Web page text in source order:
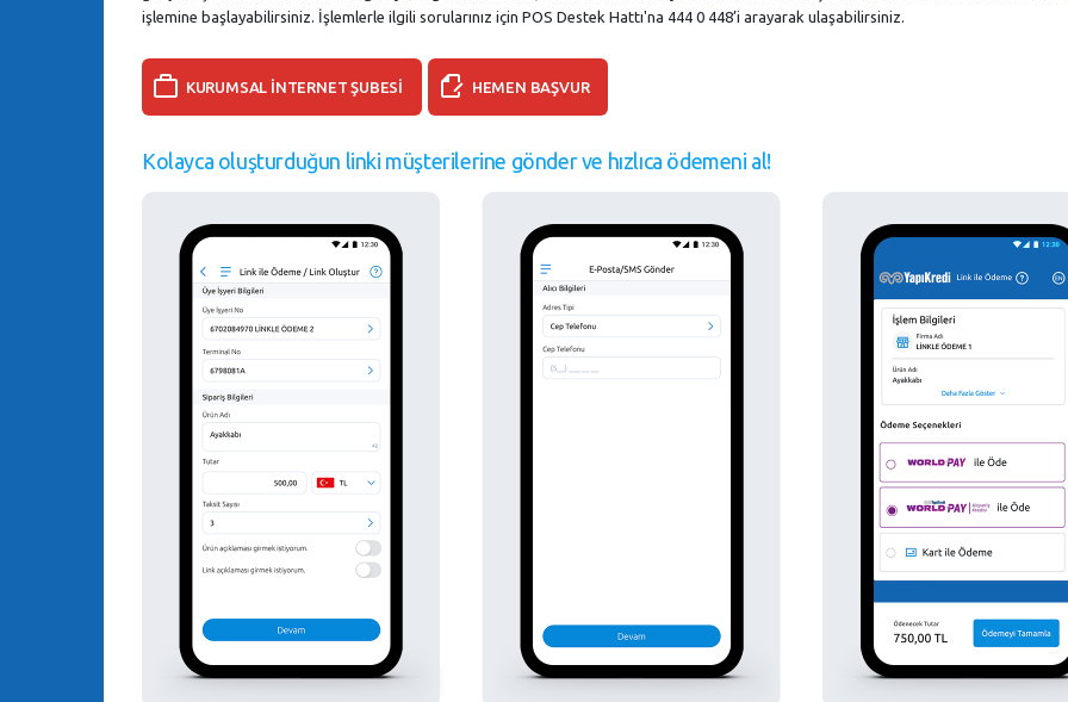
işlemine başlayabilirsiniz. İşlemlerle ilgili sorularınız için POS Destek Hattı'na 444 0 448’i arayarak ulaşabilirsiniz.
KURUMSAL İNTERNET ŞUBESİ HEMEN BAŞVUR
Kolayca oluşturduğun linki müşterilerine gönder ve hızlıca ödemeni al!